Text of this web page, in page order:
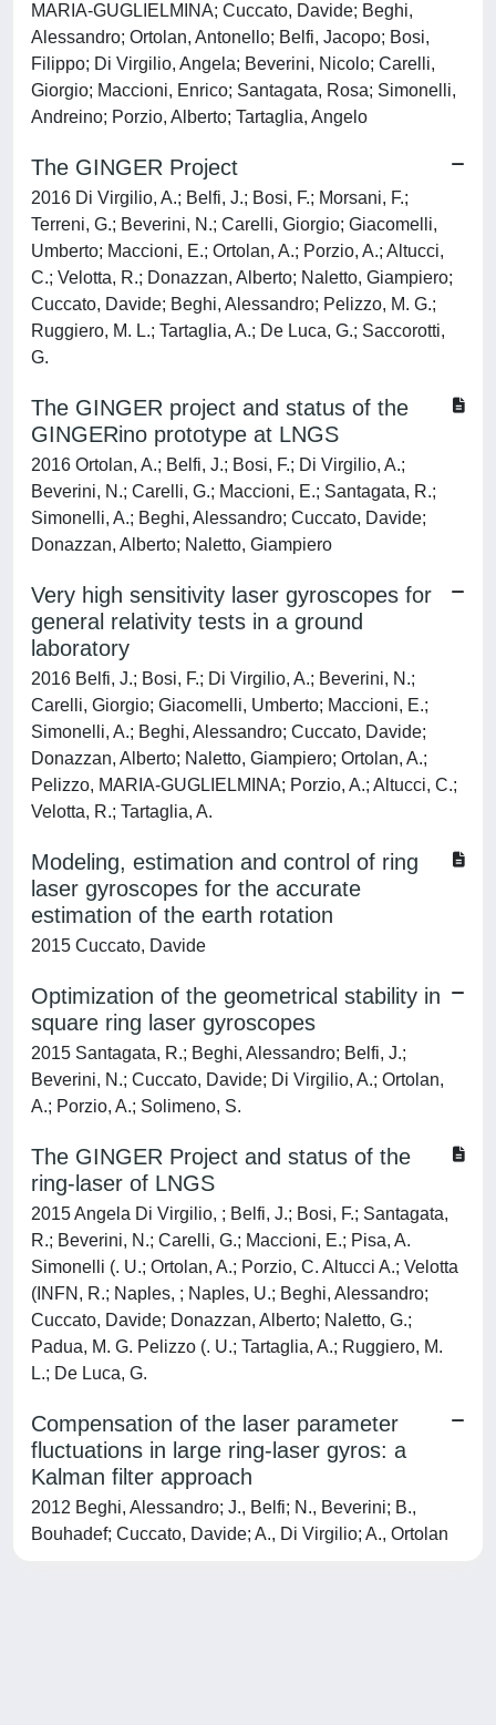
MARIA-GUGLIELMINA; Cuccato, Davide; Beghi,
Alessandro; Ortolan, Antonello; Belfi, Jacopo; Bosi,
Filippo; Di Virgilio, Angela; Beverini, Nicolo; Carelli,
Giorgio; Maccioni, Enrico; Santagata, Rosa; Simonelli,
Andreino; Porzio, Alberto; Tartaglia, Angelo
The GINGER Project
2016 Di Virgilio, A.; Belfi, J.; Bosi, F.; Morsani, F.;
Terreni, G.; Beverini, N.; Carelli, Giorgio; Giacomelli,
Umberto; Maccioni, E.; Ortolan, A.; Porzio, A.; Altucci,
C.; Velotta, R.; Donazzan, Alberto; Naletto, Giampiero;
Cuccato, Davide; Beghi, Alessandro; Pelizzo, M. G.;
Ruggiero, M. L.; Tartaglia, A.; De Luca, G.; Saccorotti,
G.
The GINGER project and status of the
GINGERino prototype at LNGS
2016 Ortolan, A.; Belfi, J.; Bosi, F.; Di Virgilio, A.;
Beverini, N.; Carelli, G.; Maccioni, E.; Santagata, R.;
Simonelli, A.; Beghi, Alessandro; Cuccato, Davide;
Donazzan, Alberto; Naletto, Giampiero
Very high sensitivity laser gyroscopes for
general relativity tests in a ground
laboratory
2016 Belfi, J.; Bosi, F.; Di Virgilio, A.; Beverini, N.;
Carelli, Giorgio; Giacomelli, Umberto; Maccioni, E.;
Simonelli, A.; Beghi, Alessandro; Cuccato, Davide;
Donazzan, Alberto; Naletto, Giampiero; Ortolan, A.;
Pelizzo, MARIA-GUGLIELMINA; Porzio, A.; Altucci, C.;
Velotta, R.; Tartaglia, A.
Modeling, estimation and control of ring
laser gyroscopes for the accurate
estimation of the earth rotation
2015 Cuccato, Davide
Optimization of the geometrical stability in
square ring laser gyroscopes
2015 Santagata, R.; Beghi, Alessandro; Belfi, J.;
Beverini, N.; Cuccato, Davide; Di Virgilio, A.; Ortolan,
A.; Porzio, A.; Solimeno, S.
The GINGER Project and status of the
ring-laser of LNGS
2015 Angela Di Virgilio, ; Belfi, J.; Bosi, F.; Santagata,
R.; Beverini, N.; Carelli, G.; Maccioni, E.; Pisa, A.
Simonelli (. U.; Ortolan, A.; Porzio, C. Altucci A.; Velotta
(INFN, R.; Naples, ; Naples, U.; Beghi, Alessandro;
Cuccato, Davide; Donazzan, Alberto; Naletto, G.;
Padua, M. G. Pelizzo (. U.; Tartaglia, A.; Ruggiero, M.
L.; De Luca, G.
Compensation of the laser parameter
fluctuations in large ring-laser gyros: a
Kalman filter approach
2012 Beghi, Alessandro; J., Belfi; N., Beverini; B.,
Bouhadef; Cuccato, Davide; A., Di Virgilio; A., Ortolan